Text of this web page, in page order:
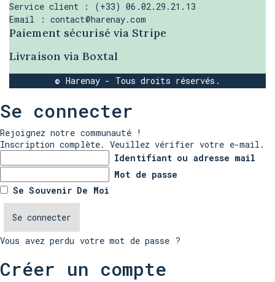
Service client : (+33) 06.02.29.21.13
Email : contact@harenay.com
Paiement sécurisé via Stripe
Livraison via Boxtal
© Harenay - Tous droits réservés.
Se connecter
Rejoignez notre communauté !
Inscription complète. Veuillez vérifier votre e-mail.
Identifiant ou adresse mail
Mot de passe
Se Souvenir De Moi
Vous avez perdu votre mot de passe ?
Créer un compte